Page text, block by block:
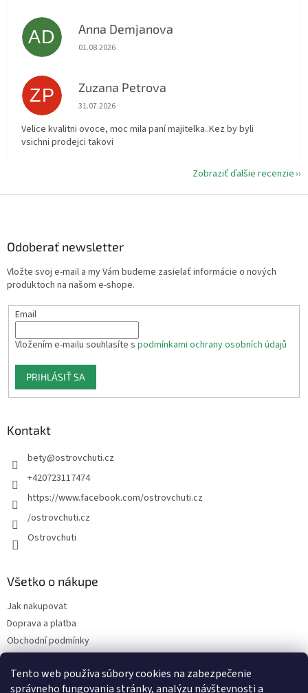
Tento web používa súbory cookies na zabezpečenie
správneho fungovania stránky, analýzu návštevnosti a
AD Anna Demjanova
Hodnotenie obchodu je 5 z 5 hviezdičiek.
01.08.2026
ZP Zuzana Petrova
Hodnotenie obchodu je 5 z 5 hviezdičiek.
31.07.2026
Velice kvalitni ovoce, moc mila paní majitelka..Kez by byli
vsichni prodejci takovi
Zobraziť ďalšie recenzie
Odoberať newsletter
Vložte svoj e-mail a my Vám budeme zasielať informácie o nových
produktoch na našom e-shope.
Email
Vložením e-mailu souhlasíte s podmínkami ochrany osobních údajů
PRIHLÁSIŤ SA
Kontakt
bety@ostrovchuti.cz
+420723117474
https://www.facebook.com/ostrovchuti.cz
/ostrovchuti.cz
Ostrovchuti
Všetko o nákupe
Jak nakupovat
Doprava a platba
Obchodní podmínky
Predplatné